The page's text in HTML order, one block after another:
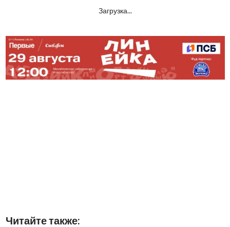
Загрузка...
Читайте также: